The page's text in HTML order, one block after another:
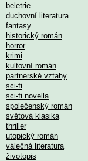
beletrie
duchovní literatura
fantasy
historický román
horror
krimi
kultovní román
partnerské vztahy
sci-fi
sci-fi novella
společenský román
světová klasika
thriller
utopický román
válečná literatura
životopis